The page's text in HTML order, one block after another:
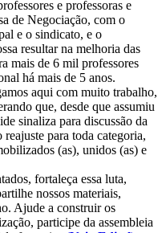
e professoras e
de Negociação, com o
e o sindicato, e o
resultar na melhoria das
mais de 6 mil professores
há mais de 5 anos.
aqui com muito trabalho,
que, desde que assumiu
sinaliza para discussão da
para toda categoria,
(as), unidos (as) e
fortaleça essa luta,
nossos materiais,
Ajude a construir os
participe da assembleia